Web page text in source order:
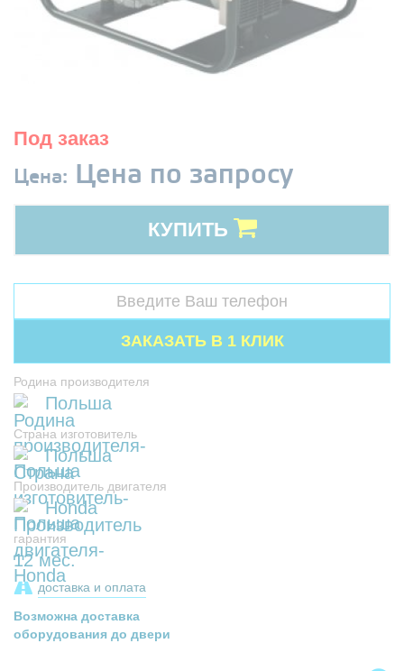
Под заказ
Цена: Цена по запросу
КУПИТЬ
Родина производителя
Польша
Страна изготовитель
Польша
Производитель двигателя
Honda
гарантия
12 мес.
доставка и оплата
Возможна доставка
оборудования до двери